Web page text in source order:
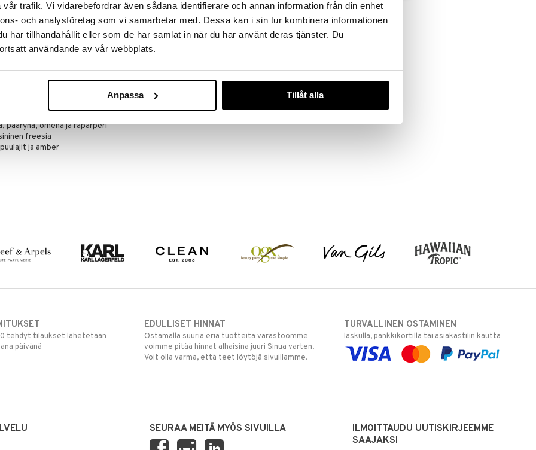
trafik. Vi vidarebefordrar även sådana identifierare och annan information från din enhet
och analysföretag som vi samarbetar med. Dessa kan i sin tur kombinera informationen
har tillhandahållit eller som de har samlat in när du har använt deras tjänster. Du
användande av vår webbplats.
Anpassa Tillåt alla
on kukkaisen hedelmäinen ja sitrusmainen
tuoksunuotit yhdessä värikkäiden kesäkukkien
jotka luovat rauhoittavaa ja mukavaa
päivälle!
päärynä, omena ja raparperi
freesia
ja amber
Canyon Rush Him - Eau
de toilette
Wave For Her - Eau de
parfum (Edp) Spray
tehdyt tilaukset lähetetään
päivänä
EDULLISET HINNAT
Ostamalla suuria eriä tuotteita varastoomme
voimme pitää hinnat alhaisina juuri Sinua varten!
Voit olla varma, että teet löytöjä sivuillamme.
TURVALLINEN OSTAMINEN
laskulla, pankkikortilla tai asiakastilin kautta
SEURAA MEITÄ MYÖS SIVUILLA
ILMOITTAUDU UUTISKIRJEEMME
SAAJAKSI